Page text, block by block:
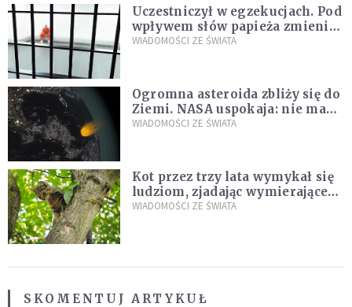
Uczestniczył w egzekucjach. Pod
wpływem słów papieża zmienił
zdanie
WIADOMOŚCI ZE ŚWIATA
Ogromna asteroida zbliży się do
Ziemi. NASA uspokaja: nie ma
zagrożenia
WIADOMOŚCI ZE ŚWIATA
Kot przez trzy lata wymykał się
ludziom, zjadając wymierające
kaczki. W końcu popełnił
WIADOMOŚCI ZE ŚWIATA
SKOMENTUJ ARTYKUŁ